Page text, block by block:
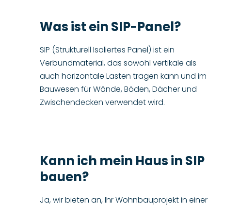
Was ist ein SIP-Panel?
SIP (Strukturell Isoliertes Panel) ist ein
Verbundmaterial, das sowohl vertikale als
auch horizontale Lasten tragen kann und im
Bauwesen für Wände, Böden, Dächer und
Zwischendecken verwendet wird.
Kann ich mein Haus in SIP
bauen?
Ja, wir bieten an, Ihr Wohnbauprojekt in einer